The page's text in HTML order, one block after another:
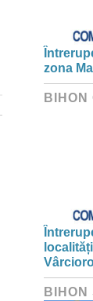
zona
BIHON